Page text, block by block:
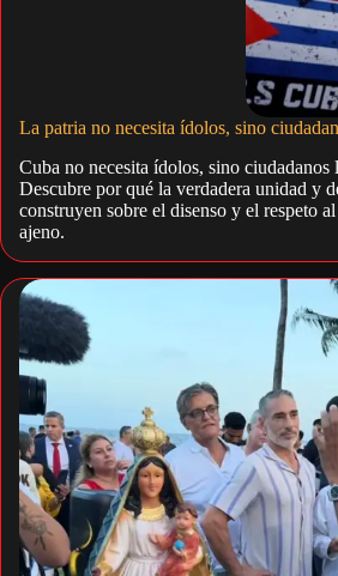
La patria no necesita ídolos, sino
Cuba no necesita ídolos, sino ciudadanos
Descubre por qué la verdadera unidad y
construyen sobre el disenso y el respeto
ajeno.